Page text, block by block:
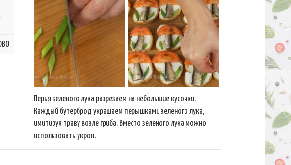
Перья зеленого лука разрезаем на небольшие кусочки.
Каждый бутерброд украшаем перышками зеленого лука,
имитируя траву возле гриба. Вместо зеленого лука можно
использовать укроп.